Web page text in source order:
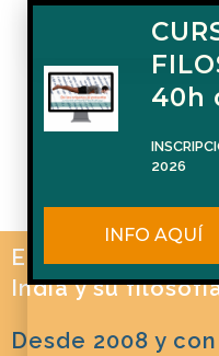
El blog de Naren
India y su
Desde 2008 y
40h
2026
INFO AQUÍ
Del 2